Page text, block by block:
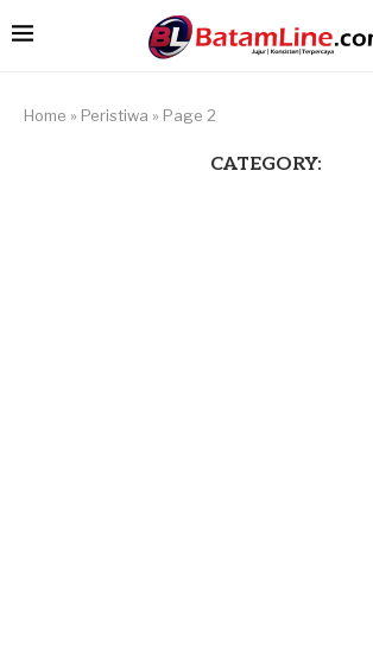
Home » Peristiwa » Page 2
CATEGORY: